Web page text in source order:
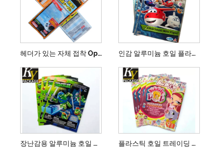
헤더가 있는 자체 접착 Opp 비닐 봉투 인감 알루미늄 호일 플라스틱 향 주머니
장난감용 알루미늄 호일 플라스틱 포장 가방 플라스틱 호일 트레이딩 카드 포장 열 밀봉